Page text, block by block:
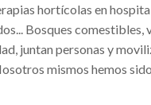
hortícolas en
Bosques
juntan personas y
mismos hemos